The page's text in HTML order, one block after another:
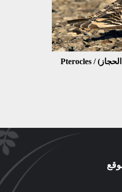
القطا المخطط (كدرية حجازية، قطا الحجاز) / Pterocles